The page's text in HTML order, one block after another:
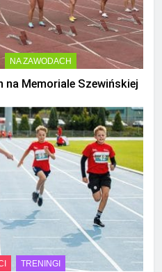
NA ZAWODACH
Udany występ Radomian na Memoriale Szewińskiej
TRENINGI